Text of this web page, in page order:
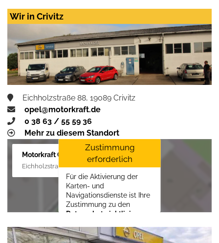
Zustimmen und
aktivieren
Wir in Crivitz
Eichholzstraße 88, 19089 Crivitz
opel@motorkraft.de
0 38 63 / 55 59 36
Mehr zu diesem Standort
Motorkraft GmbH
Eichholzstraße 88, 19089 Crivitz
Zustimmung
erforderlich
Für die Aktivierung der
Karten- und
Navigationsdienste ist Ihre
Zustimmung zu den
Datenschutzrichtlinien
LLCerforderlich.